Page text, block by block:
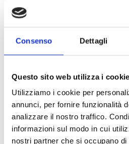
Consenso Dettagli
Questo sito web utilizza i cookie
Utilizziamo i cookie per
annunci, per fornire funzionalità
analizzare il nostro traffico.
informazioni sul modo in cui
nostri partner che si occupano
KISENÉ